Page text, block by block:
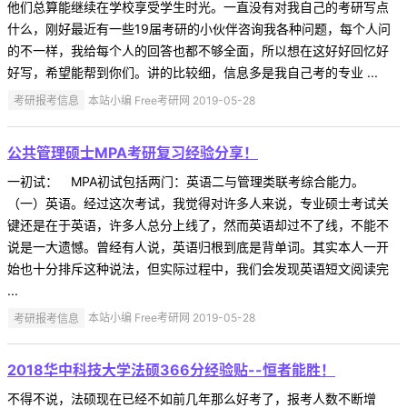
他们总算能继续在学校享受学生时光。一直没有对我自己的考研写点
什么，刚好最近有一些19届考研的小伙伴咨询我各种问题，每个人问
的不一样，我给每个人的回答也都不够全面，所以想在这好好回忆好
好写，希望能帮到你们。讲的比较细，信息多是我自己考的专业 ...
考研报考信息 本站小编 Free考研网 2019-05-28
公共管理硕士MPA考研复习经验分享！
一初试： MPA初试包括两门：英语二与管理类联考综合能力。
（一）英语。经过这次考试，我觉得对许多人来说，专业硕士考试关
键还是在于英语，许多人总分上线了，然而英语却过不了线，不能不
说是一大遗憾。曾经有人说，英语归根到底是背单词。其实本人一开
始也十分排斥这种说法，但实际过程中，我们会发现英语短文阅读完
...
考研报考信息 本站小编 Free考研网 2019-05-28
2018华中科技大学法硕366分经验贴--恒者能胜！
不得不说，法硕现在已经不如前几年那么好考了，报考人数不断增